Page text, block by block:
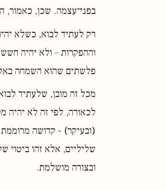
בפני־עצמה. שכן, כאמור,
רק לעתיד לבוא, כשלא
וההפקרות – ולא יהיה
פלשתים שהוא השמחה
מכל זה מובן, שלעתיד
לכאורה, לפי זה לא יהיה
(ובעיקר) - קדושה מרוממת
שליליים, אלא זהו ביטוי
ובצורה מושלמת.